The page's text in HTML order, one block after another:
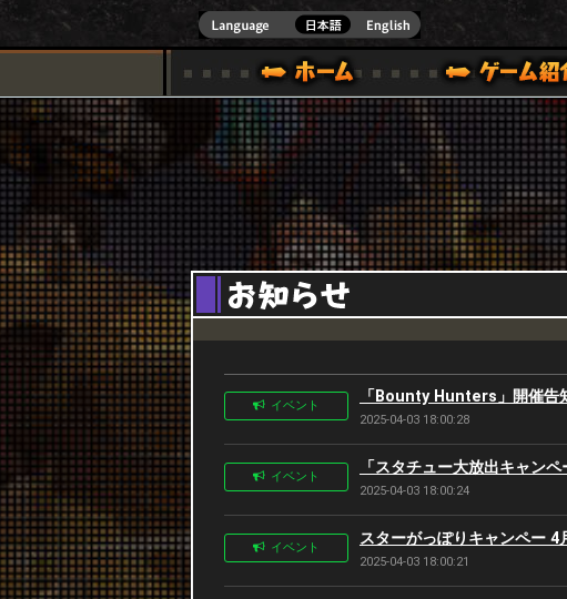
)公式サイト [ XBOX 360,XBOX ONE VER.]
ゲームガイド
スペシャル｜HAPPY WARS(ハッピーウォーズ)公式サイト [ XBOX 360,XBOX
サポート | HAPPY WARS(ハッピーウォ
イベント 「Bounty Hunters」開催告
2025-04-03 18:00:28
イベント 「スタチュー大放出キャン
2025-04-03 18:00:24
イベント スターがっぽりキャンペー
2025-04-03 18:00:21